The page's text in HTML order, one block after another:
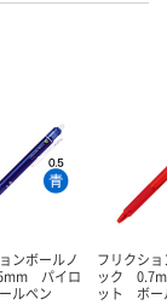
ンボールノ
パイロ
ルペン
フリクシ
ック
ット ボー